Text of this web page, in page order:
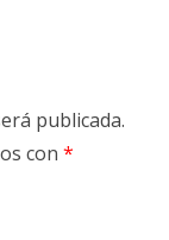
publicada.
con *